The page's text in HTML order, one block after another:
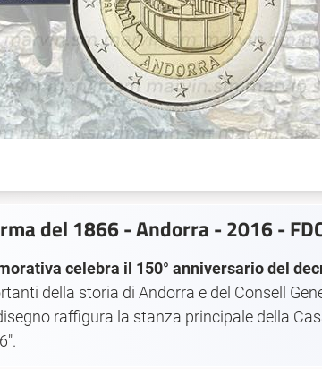
del 1866 - Andorra - 2016 -
celebra il 150° anniversario del
della storia di Andorra e del Consell
raffigura la stanza principale della